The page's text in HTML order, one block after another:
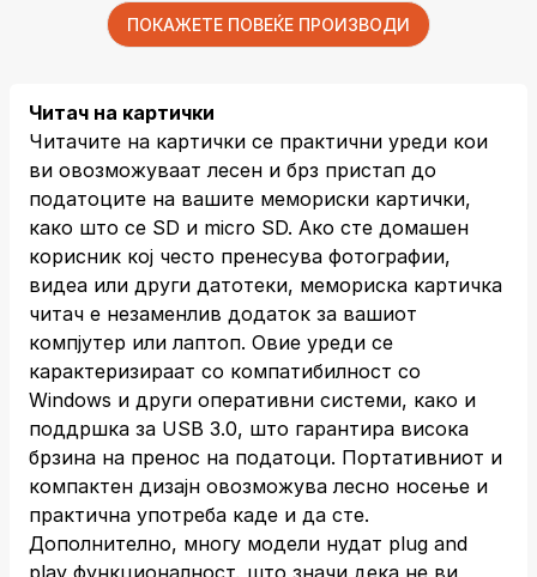
ПОКАЖЕТЕ ПОВЕЌЕ ПРОИЗВОДИ
Читач на картички
Читачите на картички се практични уреди кои
ви овозможуваат лесен и брз пристап до
податоците на вашите мемориски картички,
како што се SD и micro SD. Ако сте домашен
корисник кој често пренесува фотографии,
видеа или други датотеки, мемориска картичка
читач е незаменлив додаток за вашиот
компјутер или лаптоп. Овие уреди се
карактеризираат со компатибилност со
Windows и други оперативни системи, како и
поддршка за USB 3.0, што гарантира висока
брзина на пренос на податоци. Портативниот и
компактен дизајн овозможува лесно носење и
практична употреба каде и да сте.
Дополнително, многу модели нудат plug and
play функционалност, што значи дека не ви